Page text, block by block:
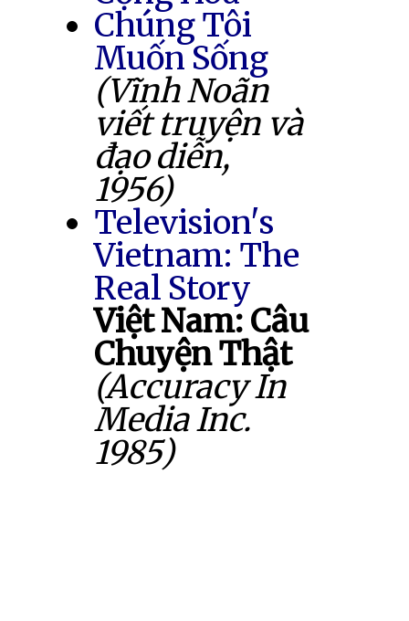
Chúng Tôi
Muốn Sống
(Vĩnh Noãn
viết truyện và
đạo diễn,
1956)
Television's
Vietnam: The
Real Story
Việt Nam: Câu
Chuyện Thật
(Accuracy In
Media Inc.
1985)